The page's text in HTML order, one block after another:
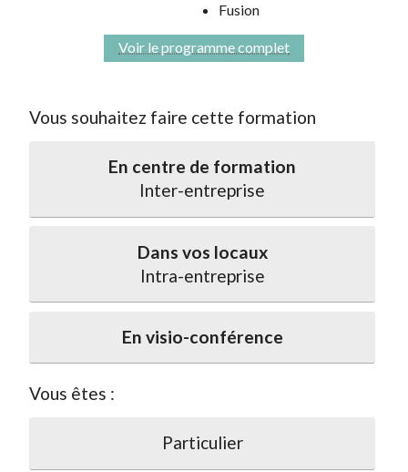
Fusion
Voir le programme complet
Vous souhaitez faire cette formation
En centre de formation
Inter-entreprise
Dans vos locaux
Intra-entreprise
En visio-conférence
Vous êtes :
Particulier